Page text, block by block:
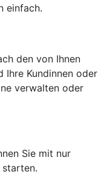
einfach.
den von Ihnen
Ihre Kundinnen oder
verwalten oder
Sie mit nur
starten.